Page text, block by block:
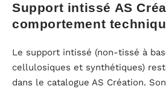
Support intissé AS
comportement
Le support intissé (non-tissé à
cellulosiques et synthétiques)
dans le catalogue AS Création.